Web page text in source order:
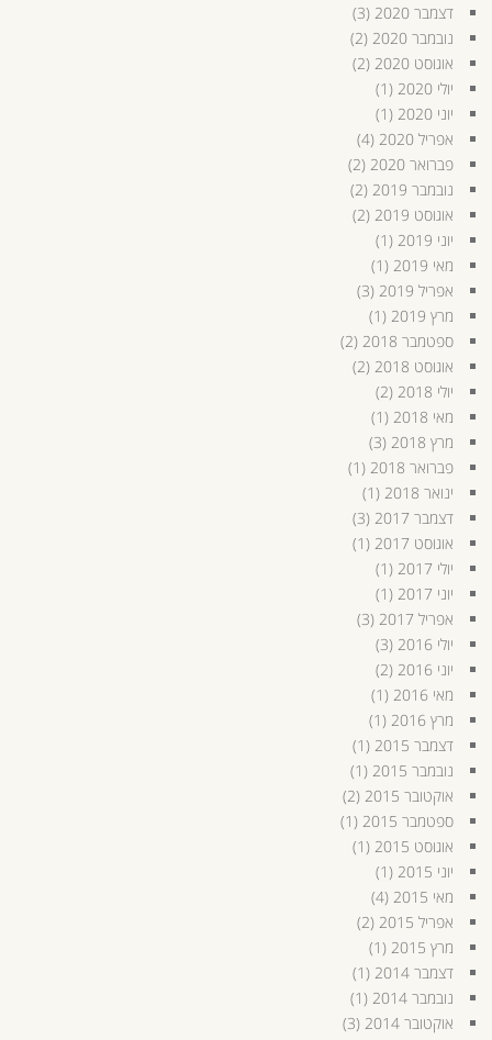
דצמבר 2020
(3)
נובמבר 2020
(2)
אוגוסט 2020
(2)
יולי 2020
(1)
יוני 2020
(1)
אפריל 2020
(4)
פברואר 2020
(2)
נובמבר 2019
(2)
אוגוסט 2019
(2)
יוני 2019
(1)
מאי 2019
(1)
אפריל 2019
(3)
מרץ 2019
(1)
ספטמבר 2018
(2)
אוגוסט 2018
(2)
יולי 2018
(2)
מאי 2018
(1)
מרץ 2018
(3)
פברואר 2018
(1)
ינואר 2018
(1)
דצמבר 2017
(3)
אוגוסט 2017
(1)
יולי 2017
(1)
יוני 2017
(1)
אפריל 2017
(3)
יולי 2016
(3)
יוני 2016
(2)
מאי 2016
(1)
מרץ 2016
(1)
דצמבר 2015
(1)
נובמבר 2015
(1)
אוקטובר 2015
(2)
ספטמבר 2015
(1)
אוגוסט 2015
(1)
יוני 2015
(1)
מאי 2015
(4)
אפריל 2015
(2)
מרץ 2015
(1)
דצמבר 2014
(1)
נובמבר 2014
(1)
אוקטובר 2014
(3)